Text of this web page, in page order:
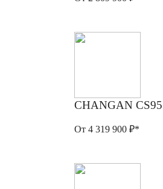
CHANGAN CS95
От 4 319 900 ₽*